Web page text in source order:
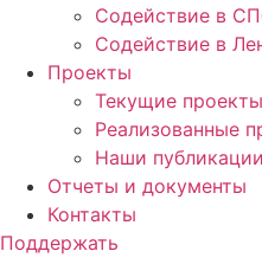
Содействие в
Содействие в
Проекты
Текущие проекты
Реализованные
Наши публикации
Отчеты и документы
Контакты
Поддержать